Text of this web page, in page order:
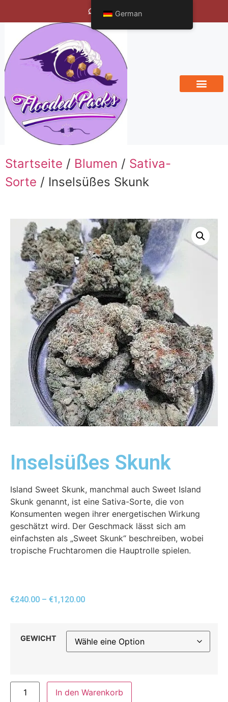
Bengals Vineyard
Startseite / Blumen / Sativa-
Sorte / Inselsüßes Skunk
Inselsüßes Skunk
Island Sweet Skunk, manchmal auch Sweet Island
Skunk genannt, ist eine Sativa-Sorte, die von
Konsumenten wegen ihrer energetischen Wirkung
geschätzt wird. Der Geschmack lässt sich am
einfachsten als „Sweet Skunk“ beschreiben, wobei
tropische Fruchtaromen die Hauptrolle spielen.
€240.00 – €1,120.00
GEWICHT
In den Warenkorb
German